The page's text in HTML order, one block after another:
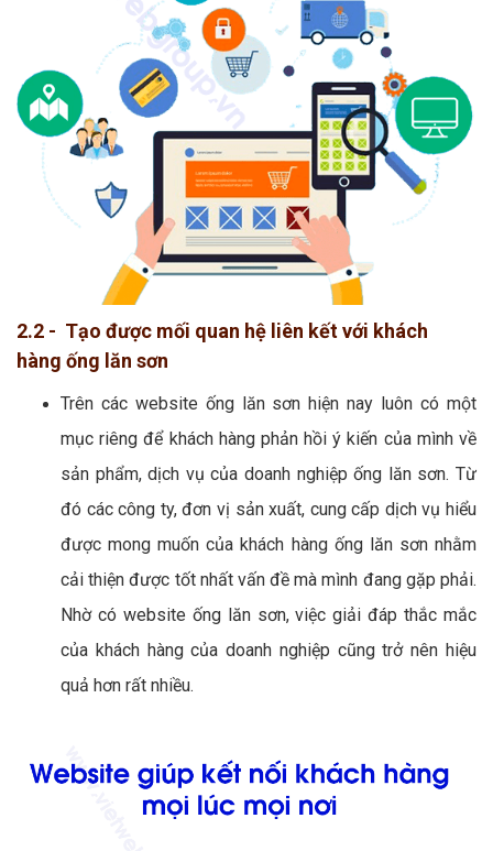
2.2 - Tạo được mối quan hệ liên kết với khách
hàng ống lăn sơn
Trên các website ống lăn sơn hiện nay luôn có một
mục riêng để khách hàng phản hồi ý kiến của mình về
sản phẩm, dịch vụ của doanh nghiệp ống lăn sơn. Từ
đó các công ty, đơn vị sản xuất, cung cấp dịch vụ hiểu
được mong muốn của khách hàng ống lăn sơn nhằm
cải thiện được tốt nhất vấn đề mà mình đang gặp phải.
Nhờ có website ống lăn sơn, việc giải đáp thắc mắc
của khách hàng của doanh nghiệp cũng trở nên hiệu
quả hơn rất nhiều.